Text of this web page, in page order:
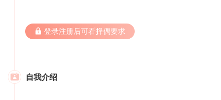
 登录注册后可看择偶要求
 自我介绍